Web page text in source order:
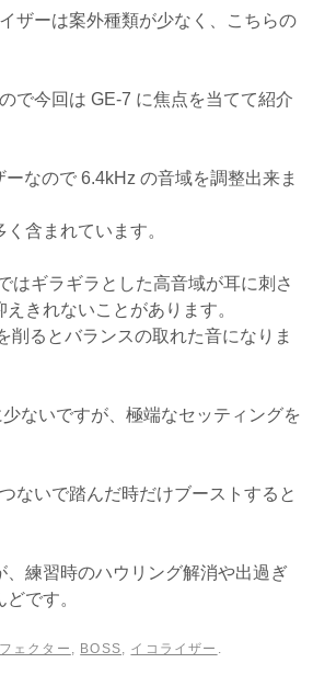
ザーは案外種類が少なく、こちらの
で今回は GE-7 に焦点を当てて紹介
なので 6.4kHz の音域を調整出来ま
含まれています。
はギラギラとした高音域が耳に刺さ
きれないことがあります。
削るとバランスの取れた音になりま
ないですが、極端なセッティングを
ないで踏んだ時だけブーストすると
練習時のハウリング解消や出過ぎ
です。
ェクター , BOSS, イコライザー .